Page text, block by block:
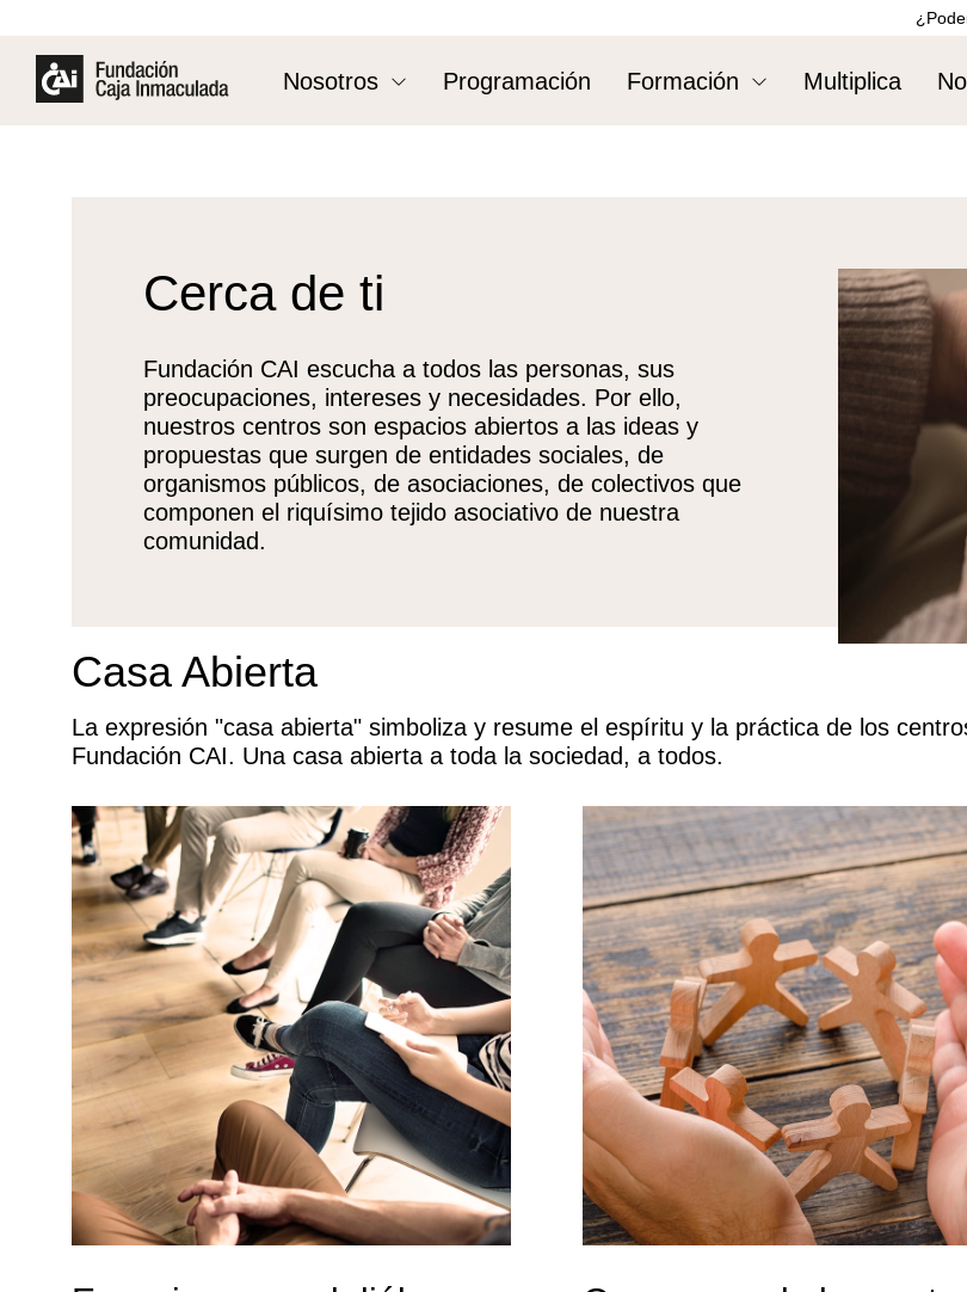
Nosotros Programación Formación Multiplica
Cerca de ti
Fundación CAI escucha a todos las personas, sus
preocupaciones, intereses y necesidades. Por ello,
nuestros centros son espacios abiertos a las ideas y
propuestas que surgen de entidades sociales, de
organismos públicos, de asociaciones, de colectivos que
componen el riquísimo tejido asociativo de nuestra
comunidad.
Casa Abierta
La expresión "casa abierta" simboliza y resume el espíritu y la práctica de los
Fundación CAI. Una casa abierta a toda la sociedad, a todos.